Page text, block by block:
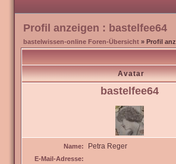
Profil anzeigen : bastelfee64
bastelwissen-online Foren-Übersicht » Profil
Avatar
bastelfee64
Name: Petra Reger
E-Mail-Adresse: